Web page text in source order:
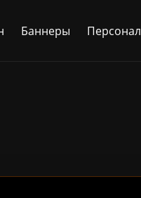
Баннеры Персонал